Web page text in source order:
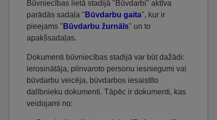
Būvniecības lietā stadijā "Būvdarbi" aktīva
parādās sadaļa " Būvdarbu gaita", kur ir
pieejams " Būvdarbu žurnāls" un to
apakšsadaļas.
Dokumenti būvniecības stadijā var būt dažādi:
ierosinātāja, pilnvaroto personu iesniegumi vai
būvdarbu veicēja, būvdarbos iesaistīto
dalībnieku dokumenti. Tāpēc ir dokumenti, kas
veidojami no: